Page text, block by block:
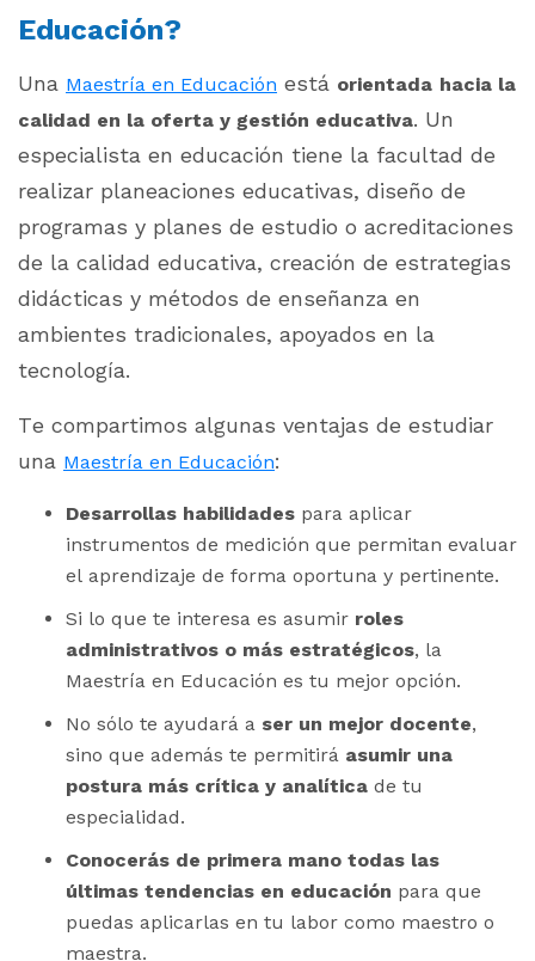
Educación?
Una Maestría en Educación está orientada hacia la
calidad en la oferta y gestión educativa. Un
especialista en educación tiene la facultad de
realizar planeaciones educativas, diseño de
programas y planes de estudio o acreditaciones
de la calidad educativa, creación de estrategias
didácticas y métodos de enseñanza en
ambientes tradicionales, apoyados en la
tecnología.
Te compartimos algunas ventajas de estudiar
una Maestría en Educación:
Desarrollas habilidades para aplicar
instrumentos de medición que permitan evaluar
el aprendizaje de forma oportuna y pertinente.
Si lo que te interesa es asumir roles
administrativos o más estratégicos, la
Maestría en Educación es tu mejor opción.
No sólo te ayudará a ser un mejor docente,
sino que además te permitirá asumir una
postura más crítica y analítica de tu
especialidad.
Conocerás de primera mano todas las
últimas tendencias en educación para que
puedas aplicarlas en tu labor como maestro o
maestra.